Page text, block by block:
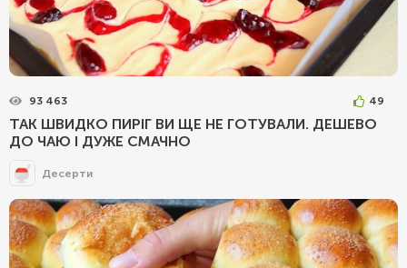
93 463 49
ТАК ШВИДКО ПИРІГ ВИ ЩЕ НЕ ГОТУВАЛИ. ДЕШЕВО
ДО ЧАЮ І ДУЖЕ СМАЧНО
Десерти